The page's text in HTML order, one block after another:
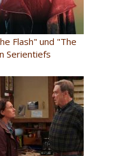
Flash" und "The
Serientiefs